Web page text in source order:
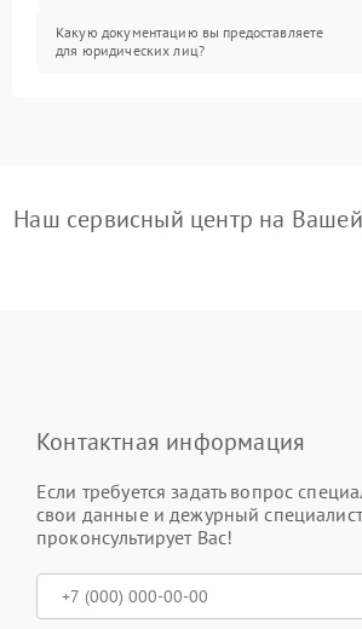
Какую документацию вы предоставляете
для юридических лиц?
Наш сервисный центр на
Контактная информация
Если требуется задать вопрос
свои данные и дежурный
проконсультирует Вас!